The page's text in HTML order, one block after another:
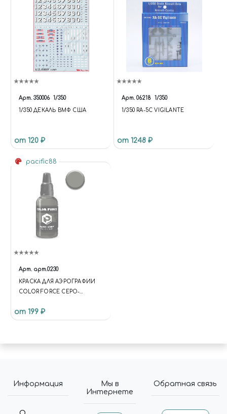
Арт. 350006 1/350
1/350 ДЕКАЛЬ ВМФ США
от 120 ₽
Арт. 06218 1/350
1/350 RA-5C VIGILANTE
от 1248 ₽
pacific88
Арт. арт.0230
КРАСКА ДЛЯ АЭРОГРАФИИ
COLOR FORCE СЕРО-
от 199 ₽
Информация
Мы в
Интернете
Обратная связь